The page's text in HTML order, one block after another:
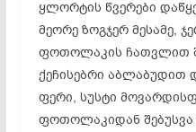
ყლორტის წვერები
მეორე ზოგჯერ მესამე,
ფოთოლაკის ჩათვლით
ქეჩისებრი აბლაბუდით
ფერი, სუსტი
ფოთოლაკიდან შებუსვა